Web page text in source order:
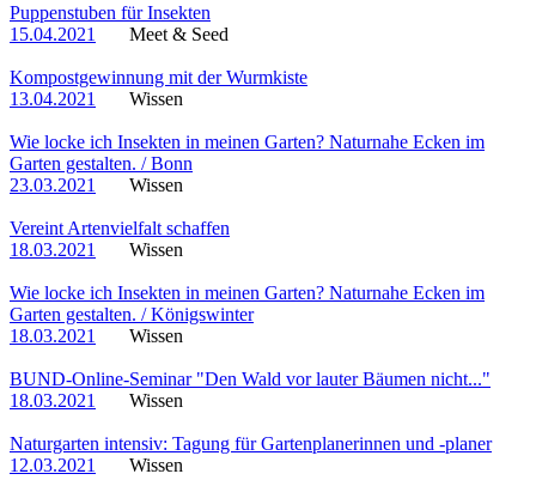
Puppenstuben für Insekten
15.04.2021
Meet & Seed
Kompostgewinnung mit der Wurmkiste
13.04.2021
Wissen
Wie locke ich Insekten in meinen Garten? Naturnahe Ecken im
Garten gestalten. / Bonn
23.03.2021
Wissen
Vereint Artenvielfalt schaffen
18.03.2021
Wissen
Wie locke ich Insekten in meinen Garten? Naturnahe Ecken im
Garten gestalten. / Königswinter
18.03.2021
Wissen
BUND-Online-Seminar "Den Wald vor lauter Bäumen nicht..."
18.03.2021
Wissen
Naturgarten intensiv: Tagung für Gartenplanerinnen und -planer
12.03.2021
Wissen